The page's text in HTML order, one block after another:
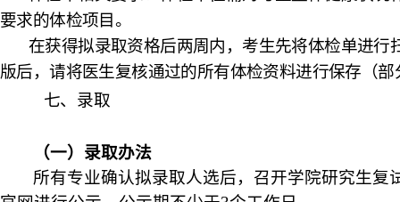
要求的体检项目。
在获得拟录取资格后两周内，考生先将体检单进行
版后，请将医生复核通过的所有体检资料进行保存（
七、 录取
（一）录取办法
所有专业确认拟录取人选后，召开学院研究生